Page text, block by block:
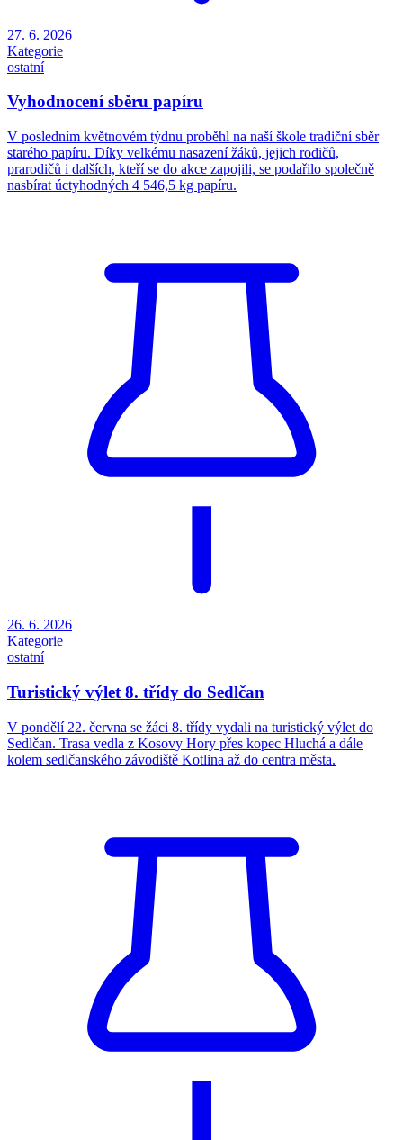
27. 6. 2026
Kategorie
ostatní
Vyhodnocení sběru papíru
V posledním květnovém týdnu proběhl na naší škole tradiční sběr
starého papíru. Díky velkému nasazení žáků, jejich rodičů,
prarodičů i dalších, kteří se do akce zapojili, se podařilo společně
nasbírat úctyhodných 4 546,5 kg papíru.
26. 6. 2026
Kategorie
ostatní
Turistický výlet 8. třídy do Sedlčan
V pondělí 22. června se žáci 8. třídy vydali na turistický výlet do
Sedlčan. Trasa vedla z Kosovy Hory přes kopec Hluchá a dále
kolem sedlčanského závodiště Kotlina až do centra města.